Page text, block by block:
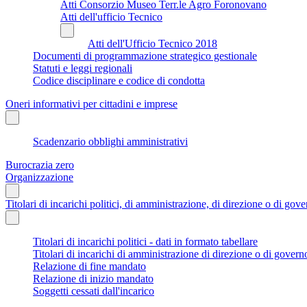
Atti Consorzio Museo Terr.le Agro Foronovano
Atti dell'ufficio Tecnico
Atti dell'Ufficio Tecnico 2018
Documenti di programmazione strategico gestionale
Statuti e leggi regionali
Codice disciplinare e codice di condotta
Oneri informativi per cittadini e imprese
Scadenzario obblighi amministrativi
Burocrazia zero
Organizzazione
Titolari di incarichi politici, di amministrazione, di direzione o di
Titolari di incarichi politici - dati in formato tabellare
Titolari di incarichi di amministrazione di direzione o di
Relazione di fine mandato
Relazione di inizio mandato
Soggetti cessati dall'incarico